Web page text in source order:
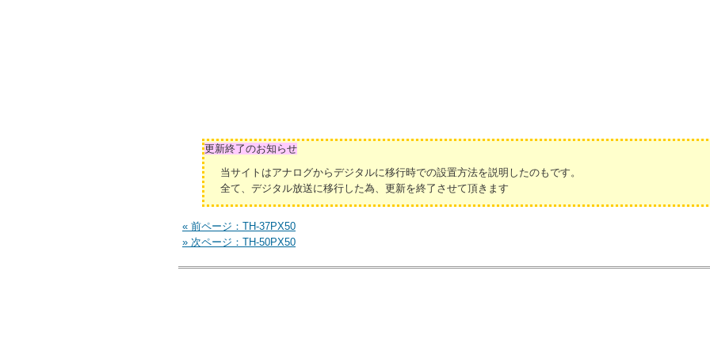
更新終了のお知らせ
当サイトはアナログからデジタルに移行時での設置方法を説明したのもです。
全て、デジタル放送に移行した為、更新を終了させて頂きます
« 前ページ：TH-37PX50
» 次ページ：TH-50PX50